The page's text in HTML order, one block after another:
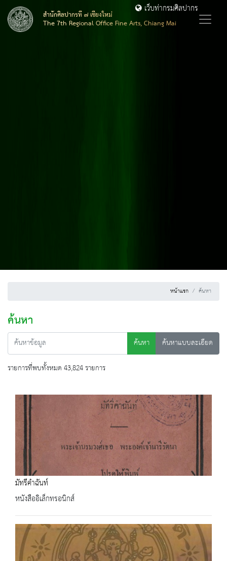
สำนักศิลปากรที่ ๗ เชียงใหม่
The 7th Regional Office Fine Arts, Chiang Mai
เว็บท่ากรมศิลปากร
หน้าแรก ค้นหา
ค้นหา
ค้นหา
ค้นหาแบบละเอียด
รายการที่พบทั้งหมด 43,824 รายการ
มัทรีคำฉันท์
หนังสืออิเล็กทรอนิกส์